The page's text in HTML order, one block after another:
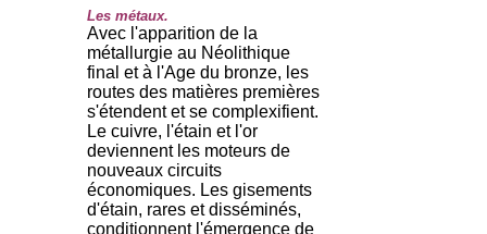
Les métaux.
Avec l'apparition de la
métallurgie au Néolithique
final et à l'Age du bronze, les
routes des matières premières
s'étendent et se complexifient.
Le cuivre, l'étain et l'or
deviennent les moteurs de
nouveaux circuits
économiques. Les gisements
d'étain, rares et disséminés,
conditionnent l'émergence de